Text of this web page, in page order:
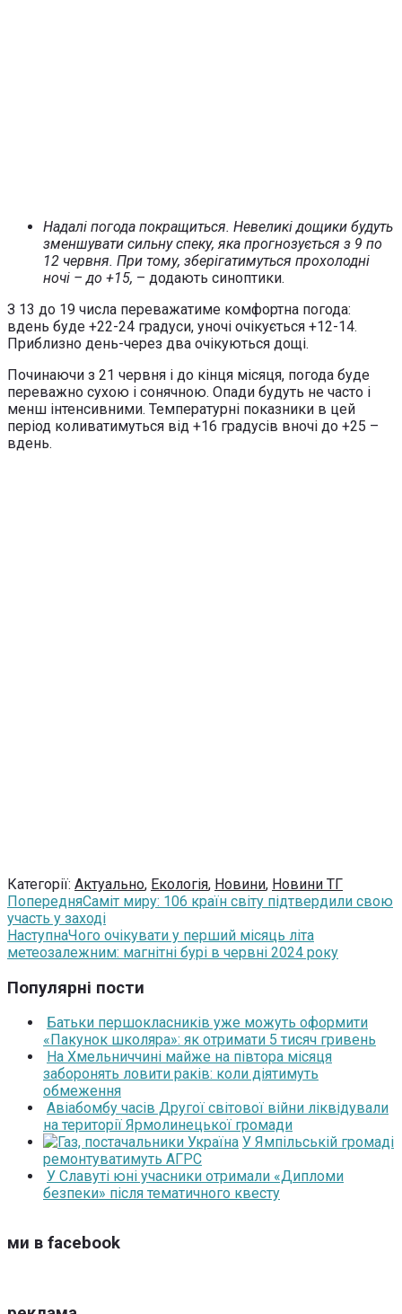
Надалі погода покращиться. Невеликі дощики будуть
зменшувати сильну спеку, яка прогнозується з 9 по
12 червня. При тому, зберігатимуться прохолодні
ночі – до +15, – додають синоптики.
З 13 до 19 числа переважатиме комфортна погода:
вдень буде +22-24 градуси, уночі очікується +12-14.
Приблизно день-через два очікуються дощі.
Починаючи з 21 червня і до кінця місяця, погода буде
переважно сухою і сонячною. Опади будуть не часто і
менш інтенсивними. Температурні показники в цей
період коливатимуться від +16 градусів вночі до +25 –
вдень.
Категорії: Актуально, Екологія, Новини, Новини ТГ
ПопередняСаміт миру: 106 країн світу підтвердили свою
участь у заході
НаступнаЧого очікувати у перший місяць літа
метеозалежним: магнітні бурі в червні 2024 року
Популярні пости
Батьки першокласників уже можуть оформити
«Пакунок школяра»: як отримати 5 тисяч гривень
На Хмельниччині майже на півтора місяця
заборонять ловити раків: коли діятимуть
обмеження
Авіабомбу часів Другої світової війни ліквідували
на території Ярмолинецької громади
У Ямпільській громаді
ремонтуватимуть АГРС
У Славуті юні учасники отримали «Дипломи
безпеки» після тематичного квесту
ми в facebook